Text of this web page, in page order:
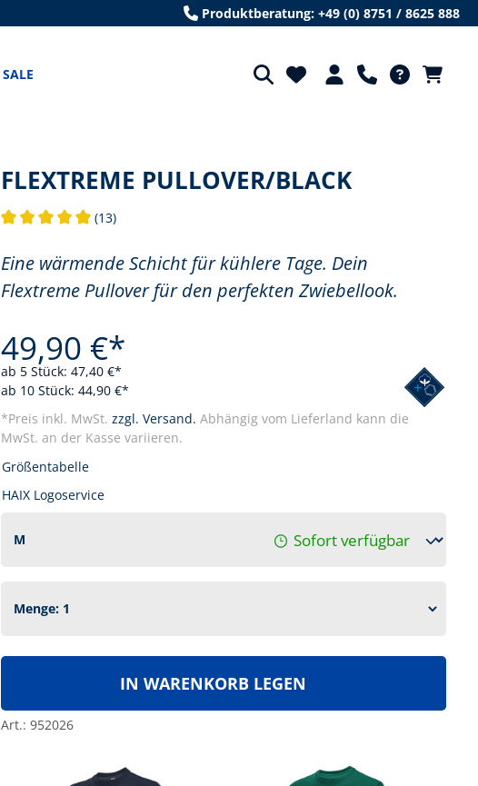
Produktberatung: +49 (0) 8751 / 8625 888
SALE
FLEXTREME PULLOVER/BLACK
(13)
Eine wärmende Schicht für kühlere Tage. Dein
Flextreme Pullover für den perfekten Zwiebellook.
49,90 €*
ab 5 Stück: 47,40 €*
ab 10 Stück: 44,90 €*
*Preis inkl. MwSt. zzgl. Versand. Abhängig vom Lieferland kann die
MwSt. an der Kasse variieren.
Größentabelle
HAIX Logoservice
Sofort verfügbar
IN WARENKORB LEGEN
Art.: 952026